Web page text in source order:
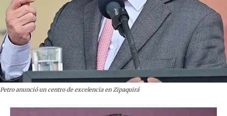
Petro anunció un centro de excelencia en Zipaquirá